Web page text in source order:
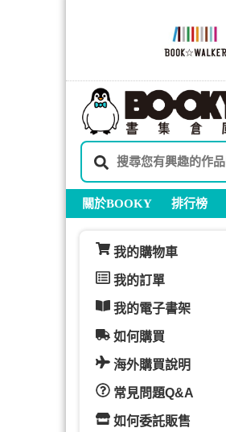
關於BOOKY 排行榜
我的購物車
我的訂單
我的電子書架
如何購買
海外購買說明
常見問題Q&A
如何委託販售